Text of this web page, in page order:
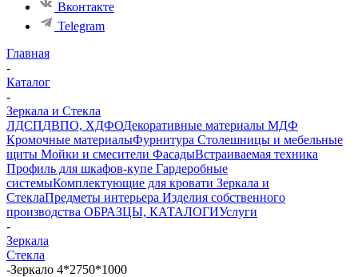
Вконтакте
Telegram
Главная
-
Каталог
-
Зеркала и Стекла
ЛДСПДВПО, ХДФОДекоративные материалы МДФ
Кромочные материалыФурнитура Столешницы и мебельные
щиты Мойки и смесители ФасадыВстраиваемая техника
Профиль для шкафов-купе Гардеробные
системыКомплектующие для кровати Зеркала и
СтеклаПредметы интерьера Изделия собственного
производства ОБРАЗЦЫ, КАТАЛОГИУслуги
-
Зеркала
Стекла
-Зеркало 4*2750*1000